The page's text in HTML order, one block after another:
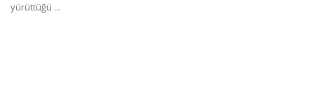
yürüttüğü ...